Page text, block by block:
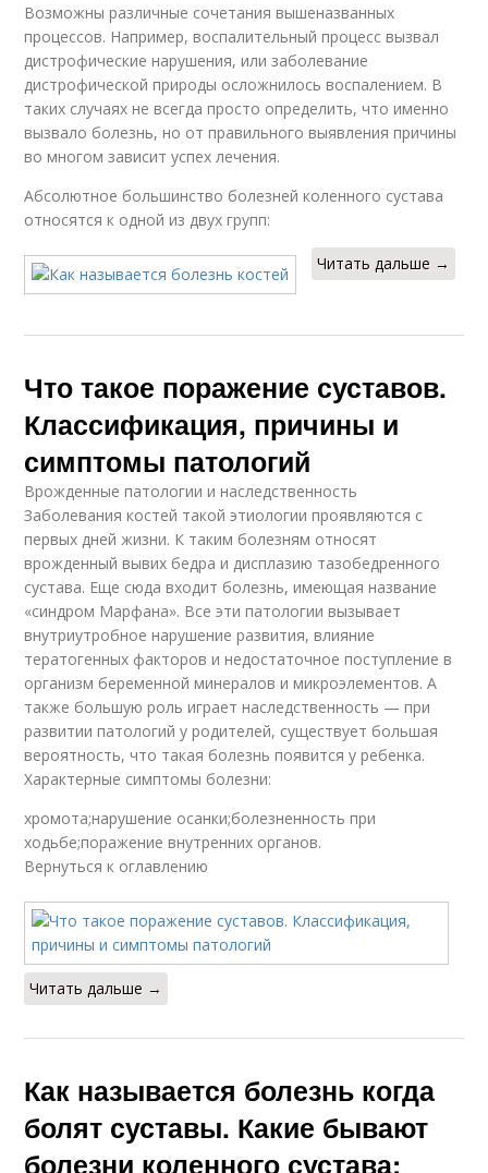
Возможны различные сочетания вышеназванных
процессов. Например, воспалительный процесс вызвал
дистрофические нарушения, или заболевание
дистрофической природы осложнилось воспалением. В
таких случаях не всегда просто определить, что именно
вызвало болезнь, но от правильного выявления причины
во многом зависит успех лечения.
Абсолютное большинство болезней коленного сустава
относятся к одной из двух групп:
Читать дальше →
Что такое поражение суставов.
Классификация, причины и
симптомы патологий
Врожденные патологии и наследственность
Заболевания костей такой этиологии проявляются с
первых дней жизни. К таким болезням относят
врожденный вывих бедра и дисплазию тазобедренного
сустава. Еще сюда входит болезнь, имеющая название
«синдром Марфана». Все эти патологии вызывает
внутриутробное нарушение развития, влияние
тератогенных факторов и недостаточное поступление в
организм беременной минералов и микроэлементов. А
также большую роль играет наследственность — при
развитии патологий у родителей, существует большая
вероятность, что такая болезнь появится у ребенка.
Характерные симптомы болезни:
хромота;нарушение осанки;болезненность при
ходьбе;поражение внутренних органов.
Вернуться к оглавлению
Читать дальше →
Как называется болезнь когда
болят суставы. Какие бывают
болезни коленного сустава: